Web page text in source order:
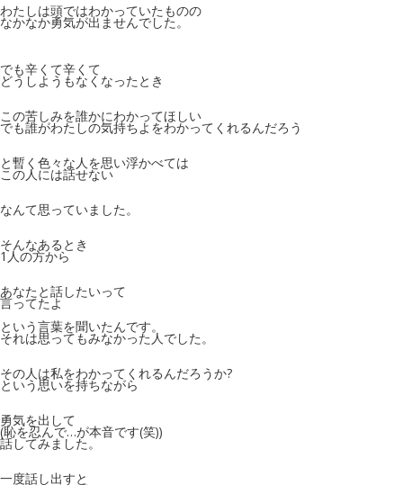
わたしは頭ではわかっていたものの
なかなか勇気が出ませんでした。
でも辛くて辛くて
どうしようもなくなったとき
この苦しみを誰かにわかってほしい
でも誰がわたしの気持ちよをわかってくれるんだろう
と暫く色々な人を思い浮かべては
この人には話せない
なんて思っていました。
そんなあるとき
1人の方から
あなたと話したいって
言ってたよ
という言葉を聞いたんです。
それは思ってもみなかった人でした。
その人は私をわかってくれるんだろうか?
という思いを持ちながら
勇気を出して
(恥を忍んで…が本音です(笑))
話してみました。
一度話し出すと